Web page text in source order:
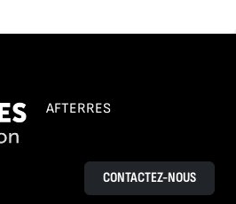
AFTERRES
CONTACTEZ-NOUS